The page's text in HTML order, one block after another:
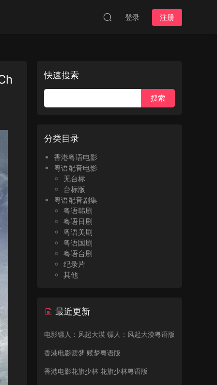
登录 注册
快速搜索
分类目录
香港粤语电影
粤语配音电影
无台标
台标版
粤语配音剧集
粤语韩剧
粤语日剧
粤语美剧
粤语国剧
粤语台剧
纪录片
其他
最近更新
电影镖人：风起大漠 镖人：风起大漠粤语版
香港电影赎梦 赎梦粤语版
香港电影花旗少林 花旗少林粤语版